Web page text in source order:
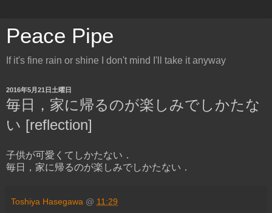
Peace Pipe
If it's fine rain or shine I don't mind I'll take it anyway
2016年5月21日土曜日
毎日，家に帰るのが楽しみでしかたな
い [reflection]
子供が可愛くてしかたない．
毎日，家に帰るのが楽しみでしかたない．
Toshiya Hasegawa @ 11:29